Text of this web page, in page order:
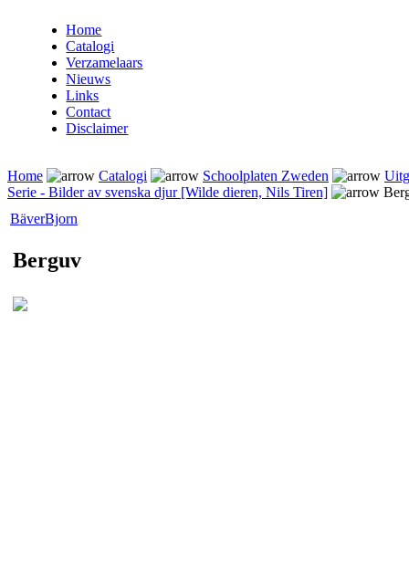
Home
Catalogi
Verzamelaars
Nieuws
Links
Contact
Disclaimer
Home Catalogi Schoolplaten Zweden
Serie - Bilder av svenska djur [Wilde dieren, Nils Tiren]
BäverBjorn
Berguv